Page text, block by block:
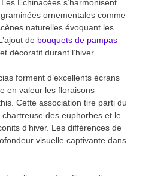
Echinacées s’harmonisent
ornementales comme
naturelles évoquant les
de bouquets de pampas
décoratif durant l’hiver.
forment d’excellents écrans
en valeur les floraisons
Cette association tire parti du
des euphorbes et le
d’hiver. Les différences de
visuelle captivante dans